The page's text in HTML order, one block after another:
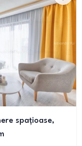
spațioase,